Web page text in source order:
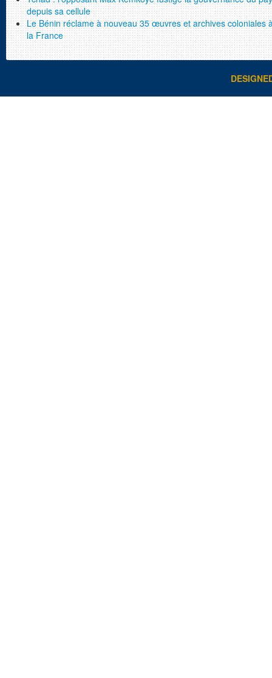
depuis sa cellule
Le Bénin réclame à nouveau 35 œuvres et archives coloniales
la France